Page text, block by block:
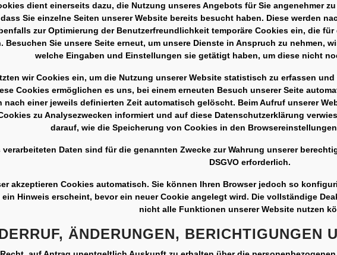
dient einerseits dazu, die Nutzung unseres Angebots für Sie angenehmer
Sie einzelne Seiten unserer Website bereits besucht haben. Diese werden
zur Optimierung der Benutzerfreundlichkeit temporäre Cookies ein, die
Besuchen Sie unsere Seite erneut, um unsere Dienste in Anspruch zu nehmen,
welche Eingaben und Einstellungen sie getätigt haben, um diese nicht
wir Cookies ein, um die Nutzung unserer Website statistisch zu erfassen
Cookies ermöglichen es uns, bei einem erneuten Besuch unserer Seite
nach einer jeweils definierten Zeit automatisch gelöscht. Beim Aufruf unserer
zu Analysezwecken informiert und auf diese Datenschutzerklärung
darauf, wie die Speicherung von Cookies in den
Daten sind für die genannten Zwecke zur Wahrung unserer
DSGVO erforderlich.
akzeptieren Cookies automatisch. Sie können Ihren Browser jedoch so
Hinweis erscheint, bevor ein neuer Cookie angelegt wird. Die vollständige
nicht alle Funktionen unserer Website nutzen
ÄNDERUNGEN, BERICHTIGUNGEN